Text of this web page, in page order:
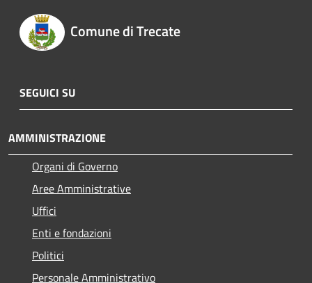
Comune di Trecate
SEGUICI SU
AMMINISTRAZIONE
Organi di Governo
Aree Amministrative
Uffici
Enti e fondazioni
Politici
Personale Amministrativo